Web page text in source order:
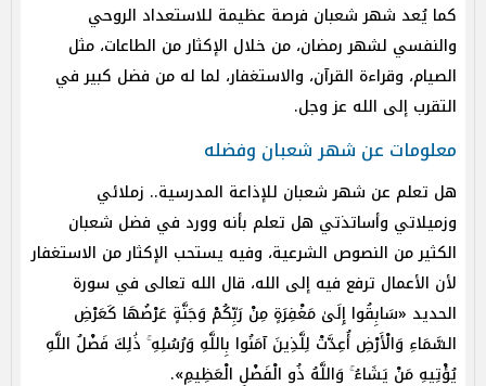
كما يُعد شهر شعبان فرصة عظيمة للاستعداد الروحي
والنفسي لشهر رمضان، من خلال الإكثار من الطاعات، مثل
الصيام، وقراءة القرآن، والاستغفار، لما له من فضل كبير في
التقرب إلى الله عز وجل.
معلومات عن شهر شعبان وفضله
هل تعلم عن شهر شعبان للإذاعة المدرسية.. زملائي
وزميلاتي وأساتذتي هل تعلم بأنه وورد في فضل شعبان
الكثير من النصوص الشرعية، وفيه يستحب الإكثار من الاستغفار
لأن الأعمال ترفع فيه إلى الله، قال الله تعالى في سورة
الحديد «سَابِقُوا إِلَىٰ مَغْفِرَةٍ مِنْ رَبِّكُمْ وَجَنَّةٍ عَرْضُهَا كَعَرْضِ
السَّمَاءِ وَالْأَرْضِ أُعِدَّتْ لِلَّذِينَ آمَنُوا بِاللَّهِ وَرُسُلِهِ ۚ ذَٰلِكَ فَضْلُ اللَّهِ
يُؤْتِيهِ مَنْ يَشَاءُ ۚ وَاللَّهُ ذُو الْفَضْلِ الْعَظِيمِ».